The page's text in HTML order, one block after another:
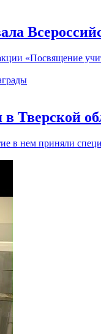
«Посвящение
Тверской
в нем приняли